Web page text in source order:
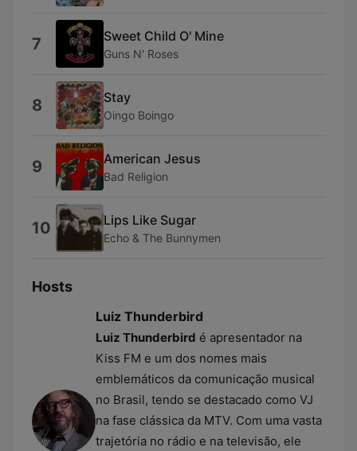
7 Sweet Child O' Mine
Guns N' Roses
8 Stay
Oingo Boingo
9 American Jesus
Bad Religion
10 Lips Like Sugar
Echo & The Bunnymen
Hosts
Luiz Thunderbird
Luiz Thunderbird é apresentador na
Kiss FM e um dos nomes mais
emblemáticos da comunicação musical
no Brasil, tendo se destacado como VJ
na fase clássica da MTV. Com uma vasta
trajetória no rádio e na televisão, ele